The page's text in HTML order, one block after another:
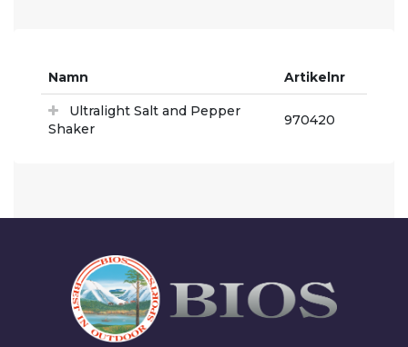
Namn Artikelnr
Ultralight Salt and Pepper
Shaker
970420